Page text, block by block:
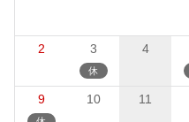
2 3 4
9 10 11